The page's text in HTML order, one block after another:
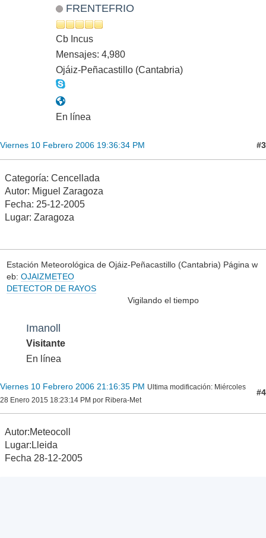
FRENTEFRIO
Cb Incus
Mensajes: 4,980
Ojáiz-Peñacastillo (Cantabria)
En línea
Viernes 10 Febrero 2006 19:36:34 PM #3
Categoría: Cencellada
Autor: Miguel Zaragoza
Fecha: 25-12-2005
Lugar: Zaragoza
Estación Meteorológica de Ojáiz-Peñacastillo (Cantabria) Página w
eb: OJAIZMETEO
DETECTOR DE RAYOS
Vigilando el tiempo
Imanoll
Visitante
En línea
Viernes 10 Febrero 2006 21:16:35 PM Ultima modificación: Miércoles
28 Enero 2015 18:23:14 PM por Ribera-Met
#4
Autor:Meteocoll
Lugar:Lleida
Fecha 28-12-2005